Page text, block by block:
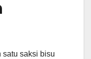
satu saksi bisu